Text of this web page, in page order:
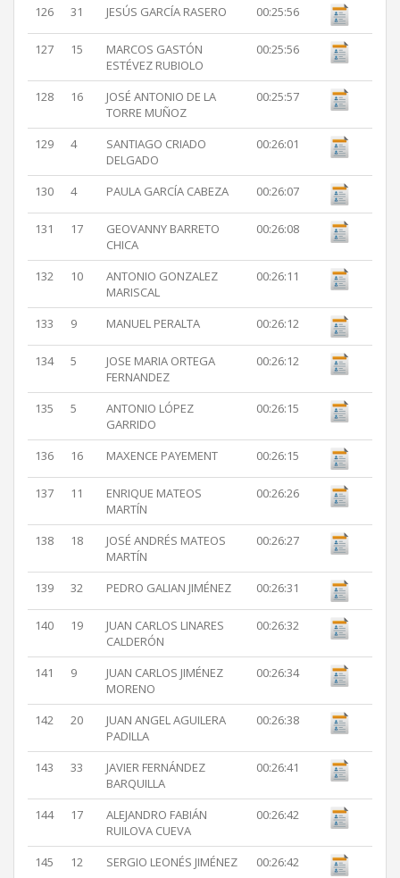
126 31 JESÚS GARCÍA RASERO 00:25:56
127 15
MARCOS GASTÓN
ESTÉVEZ RUBIOLO
00:25:56
128 16
JOSÉ ANTONIO DE LA
TORRE MUÑOZ
00:25:57
129 4
SANTIAGO CRIADO
DELGADO
00:26:01
130 4 PAULA GARCÍA CABEZA 00:26:07
131 17
GEOVANNY BARRETO
CHICA
00:26:08
132 10
ANTONIO GONZALEZ
MARISCAL
00:26:11
133 9 MANUEL PERALTA 00:26:12
134 5
JOSE MARIA ORTEGA
FERNANDEZ
00:26:12
135 5
ANTONIO LÓPEZ
GARRIDO
00:26:15
136 16 MAXENCE PAYEMENT 00:26:15
137 11
ENRIQUE MATEOS
MARTÍN
00:26:26
138 18
JOSÉ ANDRÉS MATEOS
MARTÍN
00:26:27
139 32 PEDRO GALIAN JIMÉNEZ 00:26:31
140 19
JUAN CARLOS LINARES
CALDERÓN
00:26:32
141 9
JUAN CARLOS JIMÉNEZ
MORENO
00:26:34
142 20
JUAN ANGEL AGUILERA
PADILLA
00:26:38
143 33
JAVIER FERNÁNDEZ
BARQUILLA
00:26:41
144 17
ALEJANDRO FABIÁN
RUILOVA CUEVA
00:26:42
145 12 SERGIO LEONÉS JIMÉNEZ 00:26:42